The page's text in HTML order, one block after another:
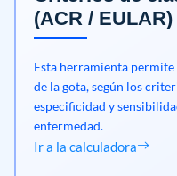
(ACR / EULAR)
Esta herramienta
de la gota, según los
especificidad y
enfermedad.
Ir a la calculadora